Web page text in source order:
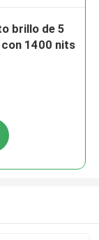
brillo de 5
1400 nits